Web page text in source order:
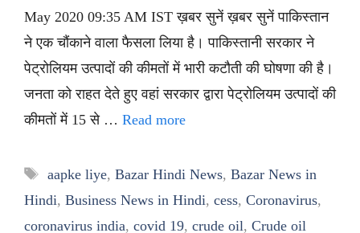
May 2020 09:35 AM IST ख़बर सुनें ख़बर सुनें पाकिस्तान
ने एक चौंकाने वाला फैसला लिया है। पाकिस्तानी सरकार ने
पेट्रोलियम उत्पादों की कीमतों में भारी कटौती की घोषणा की है।
जनता को राहत देते हुए वहां सरकार द्वारा पेट्रोलियम उत्पादों की
कीमतों में 15 से … Read more
Tags
aapke liye, Bazar Hindi News, Bazar News in
Hindi, Business News in Hindi, cess, Coronavirus,
coronavirus india, covid 19, crude oil, Crude oil